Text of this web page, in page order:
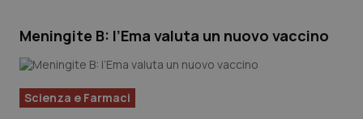
Governo e Parlamento
Regioni e Asl
Meningite B: l’Ema valuta un nuovo vaccino
Scienza e Farmaci